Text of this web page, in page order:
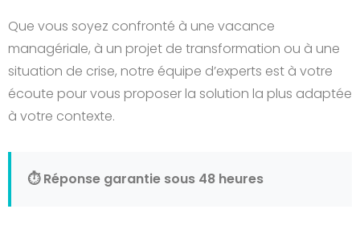
Que vous soyez confronté à une vacance
managériale, à un projet de transformation ou à une
situation de crise, notre équipe d’experts est à votre
écoute pour vous proposer la solution la plus adaptée
à votre contexte.
⏱️ Réponse garantie sous 48 heures